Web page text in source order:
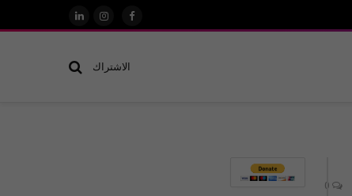
فيسبوكالانستغرام
لينكدإن
الاشتراك